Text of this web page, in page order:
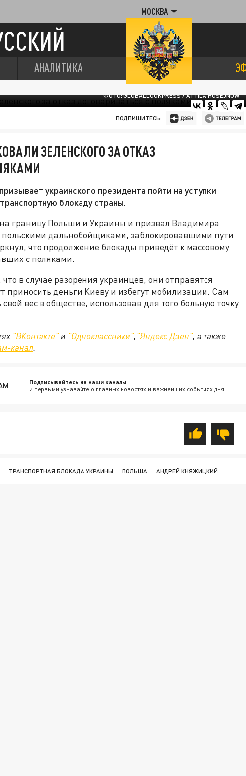
МОСКВА
АНАЛИТИКА
ФОТО: GLOBALLOOKPRESS / ATTILA HUSEJNOW
ПОДПИШИТЕСЬ:
ЗЕЛЕНСКОГО ЗА ОТКАЗ
украинского президента пойти на уступки
блокаду страны.
границу Польши и Украины и призвал Владимира
польскими дальнобойщиками, заблокировавшими пути
что продолжение блокады приведёт к массовому
с поляками.
в случае разорения украинцев, они отправятся
приносить деньги Киеву и избегут мобилизации. Сам
вес в обществе, использовав для того больную точку
"ВКонтакте"и "Одноклассники","Яндекс Дзен", а также
канал.
Подписывайтесь на наши каналы
и первыми узнавайте о главных новостях и важнейших событиях дня.
ТРАНСПОРТНАЯ БЛОКАДА УКРАИНЫ ПОЛЬША АНДРЕЙ КНЯЖИЦКИЙ